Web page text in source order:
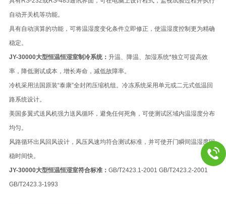
自动开关机等功能。
具有自动演算的功能，可将温湿度变化条件立即修正，使温湿度控制更为精确
稳定。
JY-30000大型恒温恒湿室制冷系统： 升温、降温、加湿系统*独立可提高效
率，降低测试成本，增长寿命，减低故障率。
冷机采用法国原装“泰康”全封闭压缩机组。冷冻系统采用单元或二元式低温回
路系统设计。
美国多翼式送风机强力送风循环，避免任何死角，可使测试区域内温湿度分布
均匀。
风路循环出风回风设计，风压风速均符合测试标准，并可使开门瞬间温湿度回
稳时间快。
JY-30000大型恒温恒湿室符合标准： GB/T2423.1-2001 GB/T2423.2-2001
GB/T2423.3-1993